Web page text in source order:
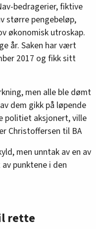
bedragerier, fiktive
større pengebeløp,
økonomisk utroskap.
år. Saken har vært
2017 og fikk sitt
men alle ble dømt
dem gikk på løpende
politiet aksjonert, ville
Christoffersen til BA
men unntak av en av
punktene i den
rette